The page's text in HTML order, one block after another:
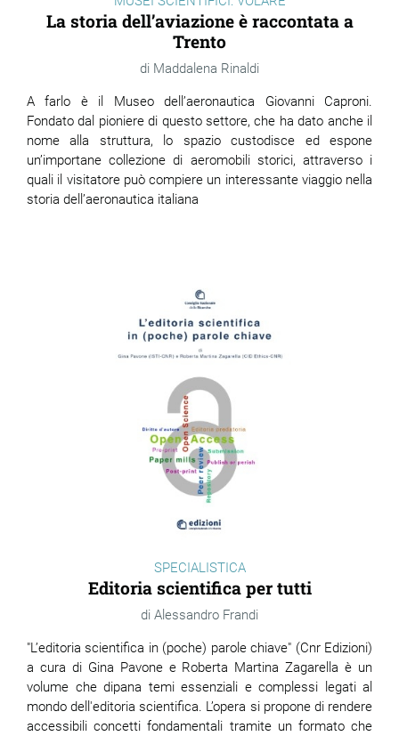
La storia dell’aviazione è raccontata a
Trento
Maddalena Rinaldi
A farlo è il Museo dell’aeronautica Giovanni Caproni.
Fondato dal pioniere di questo settore, che ha dato anche il
nome alla struttura, lo spazio custodisce ed espone
un’importane collezione di aeromobili storici, attraverso i
quali il visitatore può compiere un interessante viaggio nella
storia dell’aeronautica italiana
SPECIALISTICA
Editoria scientifica per tutti
Alessandro Frandi
"L’editoria scientifica in (poche) parole chiave" (Cnr Edizioni)
a cura di Gina Pavone e Roberta Martina Zagarella è un
volume che dipana temi essenziali e complessi legati al
mondo dell'editoria scientifica. L’opera si propone di rendere
accessibili concetti fondamentali tramite un formato che